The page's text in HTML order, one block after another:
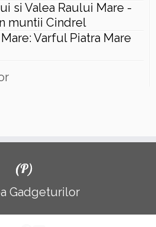
si Valea Raului Mare -
muntii Cindrel
Varful Piatra Mare
(P)
Gadgeturilor